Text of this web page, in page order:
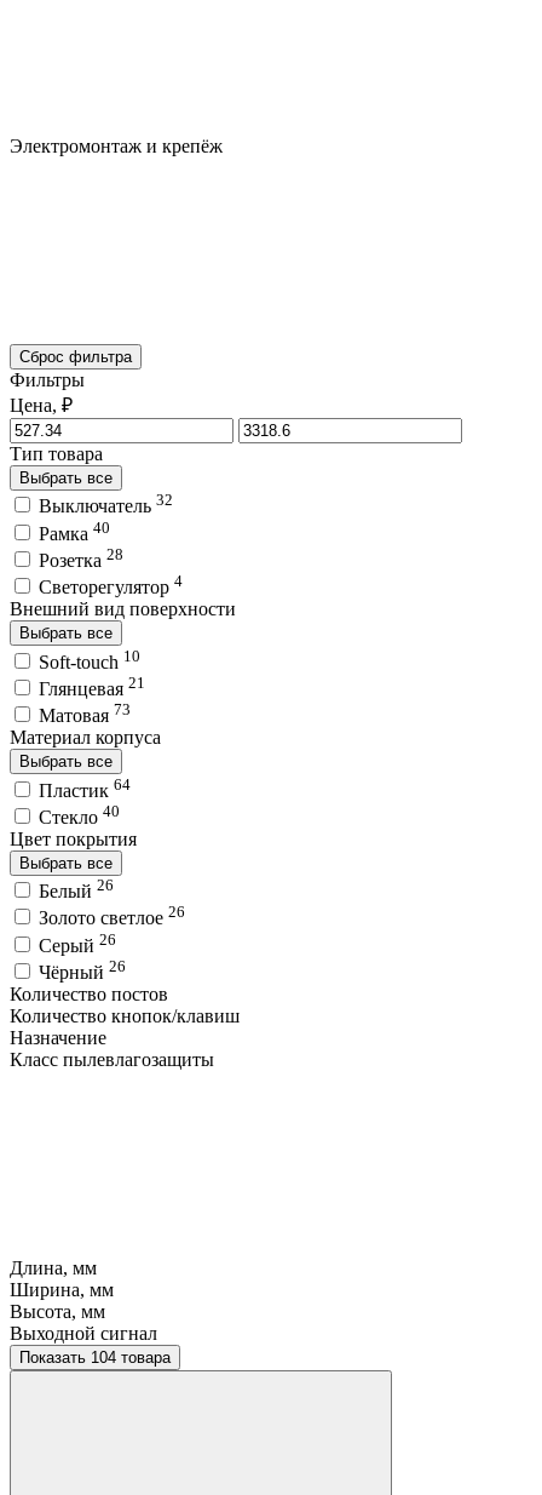
Электромонтаж и крепёж
Сброс фильтра
Фильтры
Цена, ₽
Тип товара
Выбрать все
Выключатель 32
Рамка 40
Розетка 28
Светорегулятор 4
Внешний вид поверхности
Выбрать все
Soft-touch 10
Глянцевая 21
Матовая 73
Материал корпуса
Выбрать все
Пластик 64
Стекло 40
Цвет покрытия
Выбрать все
Белый 26
Золото светлое 26
Серый 26
Чёрный 26
Количество постов
Количество кнопок/клавиш
Назначение
Класс пылевлагозащиты
Длина, мм
Ширина, мм
Высота, мм
Выходной сигнал
Показать 104 товара